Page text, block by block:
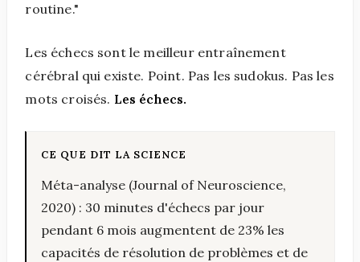
routine."
Les échecs sont le meilleur entraînement
cérébral qui existe. Point. Pas les sudokus. Pas les
mots croisés. Les échecs.
Méta-analyse (Journal of Neuroscience,
2020) : 30 minutes d'échecs par jour
pendant 6 mois augmentent de 23% les
capacités de résolution de problèmes et de